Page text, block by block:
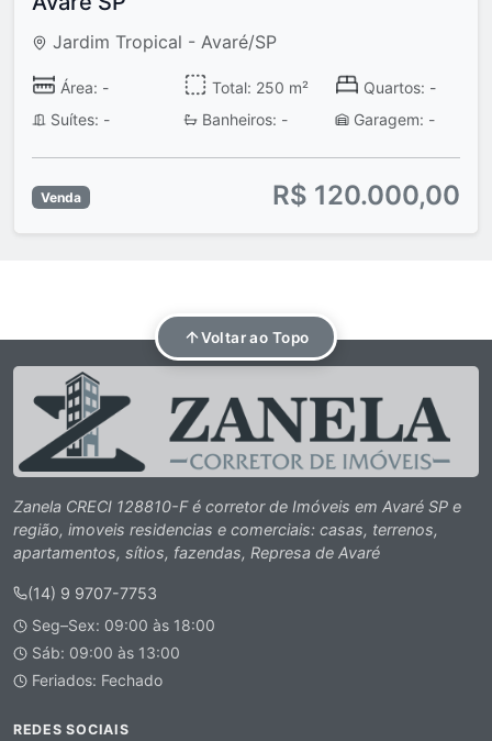
Jardim Tropical - Avaré/SP
Área: - Total: 250 m²
Quartos: -
Suítes: -
Banheiros: - Garagem: -
Venda R$ 120.000,00
Voltar ao Topo
Zanela CRECI 128810-F é corretor de Imóveis em Avaré SP e
região, imoveis residencias e comerciais: casas, terrenos,
apartamentos, sítios, fazendas, Represa de Avaré
(14) 9 9707-7753
Seg–Sex: 09:00 às 18:00
Sáb: 09:00 às 13:00
Feriados: Fechado
REDES SOCIAIS